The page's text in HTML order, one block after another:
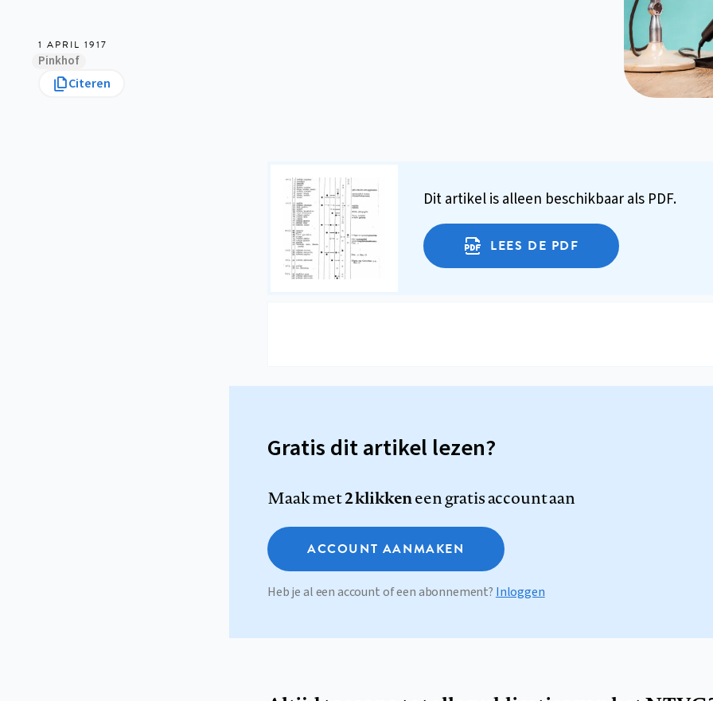
1 APRIL 1917
Pinkhof
Citeren
Dit artikel is alleen beschikbaar als PDF.
LEES DE PDF
Gratis dit artikel lezen?
Maak met2 klikkeneen gratis account aan
ACCOUNT AANMAKEN
Heb je al een account of een abonnement? Inloggen